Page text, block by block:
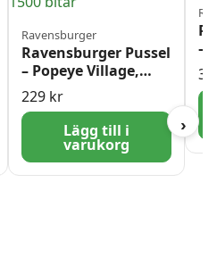
Ravensburger
Ravensburger Pussel
– Popeye Village,
Malta 1500 bitar
229 kr
Lägg till i
varukorg
–
›